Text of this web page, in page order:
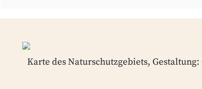
Karte des Naturschutzgebiets,